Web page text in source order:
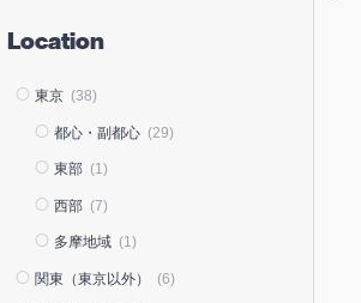
Location
東京 (38)
都心・副都心 (29)
東部 (1)
西部 (7)
多摩地域 (1)
関東（東京以外） (6)